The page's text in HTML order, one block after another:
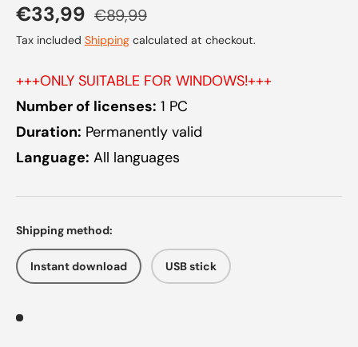
Sale price
€33,99 Regular price
€89,99
Tax included Shipping calculated at checkout.
+++ONLY SUITABLE FOR WINDOWS!+++
Number of licenses: 1 PC
Duration: Permanently valid
Language: All languages
Shipping method:
Instant download USB stick